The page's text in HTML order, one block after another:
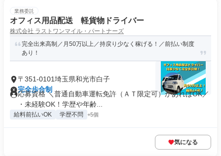
業務委託
オフィス用品配送 軽貨物ドライバー
株式会社 ラストワンマイル・パートナーズ
完全出来高制／月50万以上／持戻り少なく稼げる！／前払い制度
あり！
〒351-0101埼玉県和光市白子
完全歩合制
応募資格 ＼普通自動車運転免許（ＡＴ限定可）があればOK／
・未経験OK！学歴や年齢...
給料前払いOK 学歴不問 +5個
気になる